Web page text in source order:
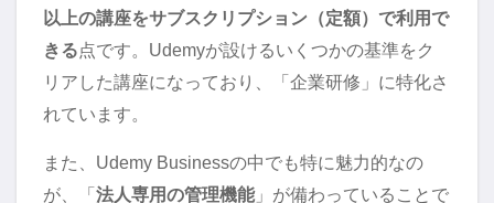
以上の講座をサブスクリプション（定額）で利用で
きる点です。Udemyが設けるいくつかの基準をク
リアした講座になっており、「企業研修」に特化さ
れています。
また、Udemy Businessの中でも特に魅力的なの
が、「 法人専用の管理機能」が備わっていることで